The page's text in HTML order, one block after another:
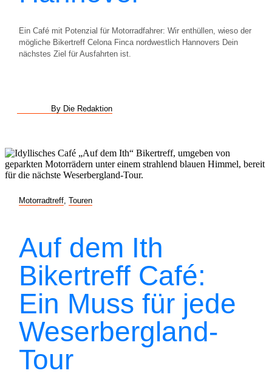
Ein Café mit Potenzial für Motorradfahrer: Wir enthüllen, wieso der
mögliche Bikertreff Celona Finca nordwestlich Hannovers Dein
nächstes Ziel für Ausfahrten ist.
By Die Redaktion
Motorradtreff Touren
Auf dem Ith
Bikertreff Café:
Ein Muss für jede
Weserbergland-
Tour